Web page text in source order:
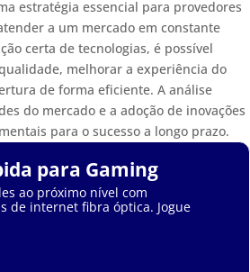
estratégia essencial para provedores
a um mercado em constante
certa de tecnologias, é possível
melhorar a experiência do
de forma eficiente. A análise
do mercado e a adoção de inovações
para o sucesso a longo prazo.
para Gaming
ao próximo nível com
de internet fibra óptica. Jogue